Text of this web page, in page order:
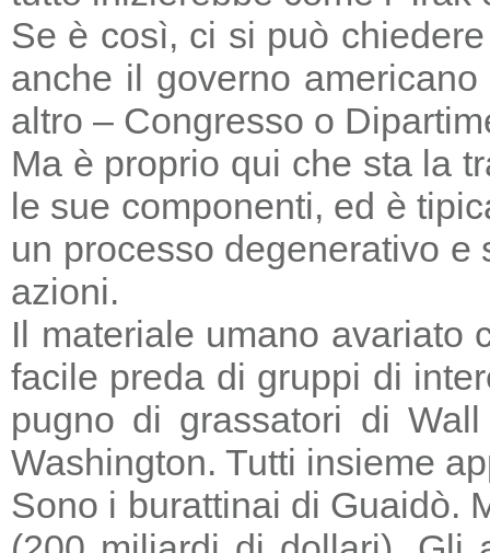
Se è così, ci si può
anche il governo
altro – Congresso o
Ma è proprio qui che sta la
le sue componenti, ed è
un processo degenerativo
azioni.
Il materiale umano avariato
facile preda di gruppi di
pugno di grassatori di
Washington. Tutti insieme
Sono i burattinai di Guaidò.